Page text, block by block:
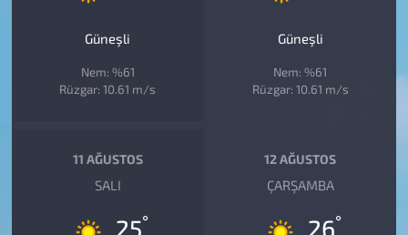
Güneşli
Nem: %61
Rüzgar: 10.61 m/s
Güneşli
Nem: %61
Rüzgar: 10.61 m/s
11 AĞUSTOS
SALI
25°
12 AĞUSTOS
ÇARŞAMBA
26°